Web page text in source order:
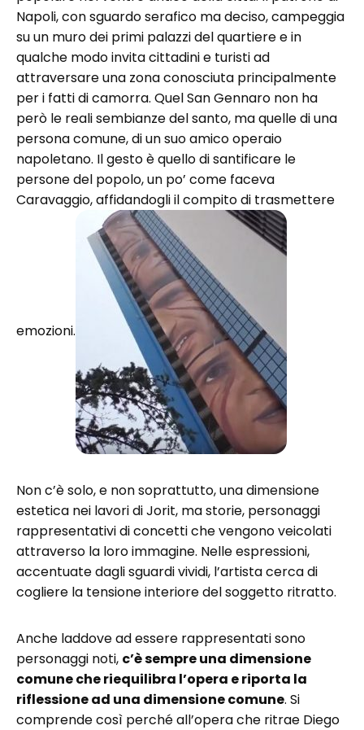
Napoli, con sguardo serafico ma deciso, campeggia
su un muro dei primi palazzi del quartiere e in
qualche modo invita cittadini e turisti ad
attraversare una zona conosciuta principalmente
per i fatti di camorra. Quel San Gennaro non ha
però le reali sembianze del santo, ma quelle di una
persona comune, di un suo amico operaio
napoletano. Il gesto è quello di santificare le
persone del popolo, un po’ come faceva
Caravaggio, affidandogli il compito di trasmettere
emozioni.
Non c’è solo, e non soprattutto, una dimensione
estetica nei lavori di Jorit, ma storie, personaggi
rappresentativi di concetti che vengono veicolati
attraverso la loro immagine. Nelle espressioni,
accentuate dagli sguardi vividi, l’artista cerca di
cogliere la tensione interiore del soggetto ritratto.
Anche laddove ad essere rappresentati sono
personaggi noti, c’è sempre una dimensione
comune che riequilibra l’opera e riporta la
riflessione ad una dimensione comune. Si
comprende così perché all’opera che ritrae Diego